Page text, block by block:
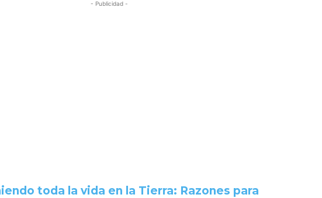
- Publicidad -
toda la vida en la Tierra: Razones para